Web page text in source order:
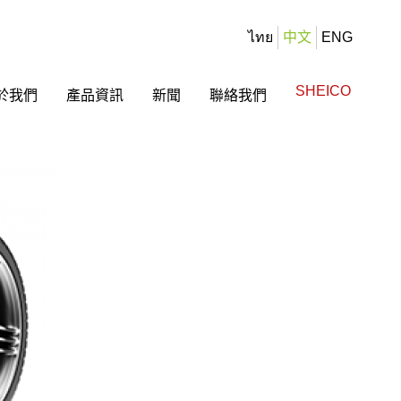
ENG
中文
ไทย
我們 產品資訊 新聞 聯絡我們 SHEICO